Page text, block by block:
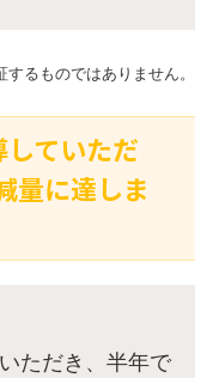
るものではありません。
ていただ
量に達しま
ただき、半年で